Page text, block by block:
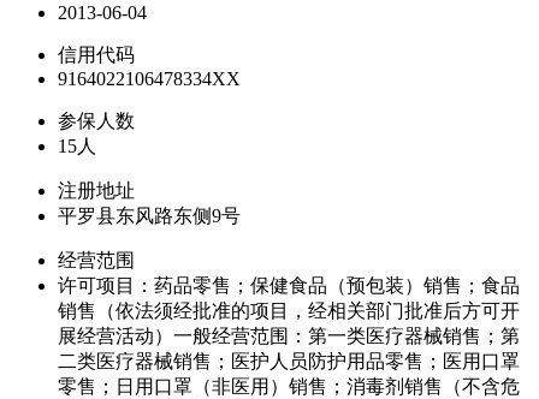
2013-06-04
信用代码
9164022106478334XX
参保人数
15人
注册地址
平罗县东风路东侧9号
经营范围
许可项目：药品零售；保健食品（预包装）销售；食品
销售（依法须经批准的项目，经相关部门批准后方可开
展经营活动）一般经营范围：第一类医疗器械销售；第
二类医疗器械销售；医护人员防护用品零售；医用口罩
零售；日用口罩（非医用）销售；消毒剂销售（不含危